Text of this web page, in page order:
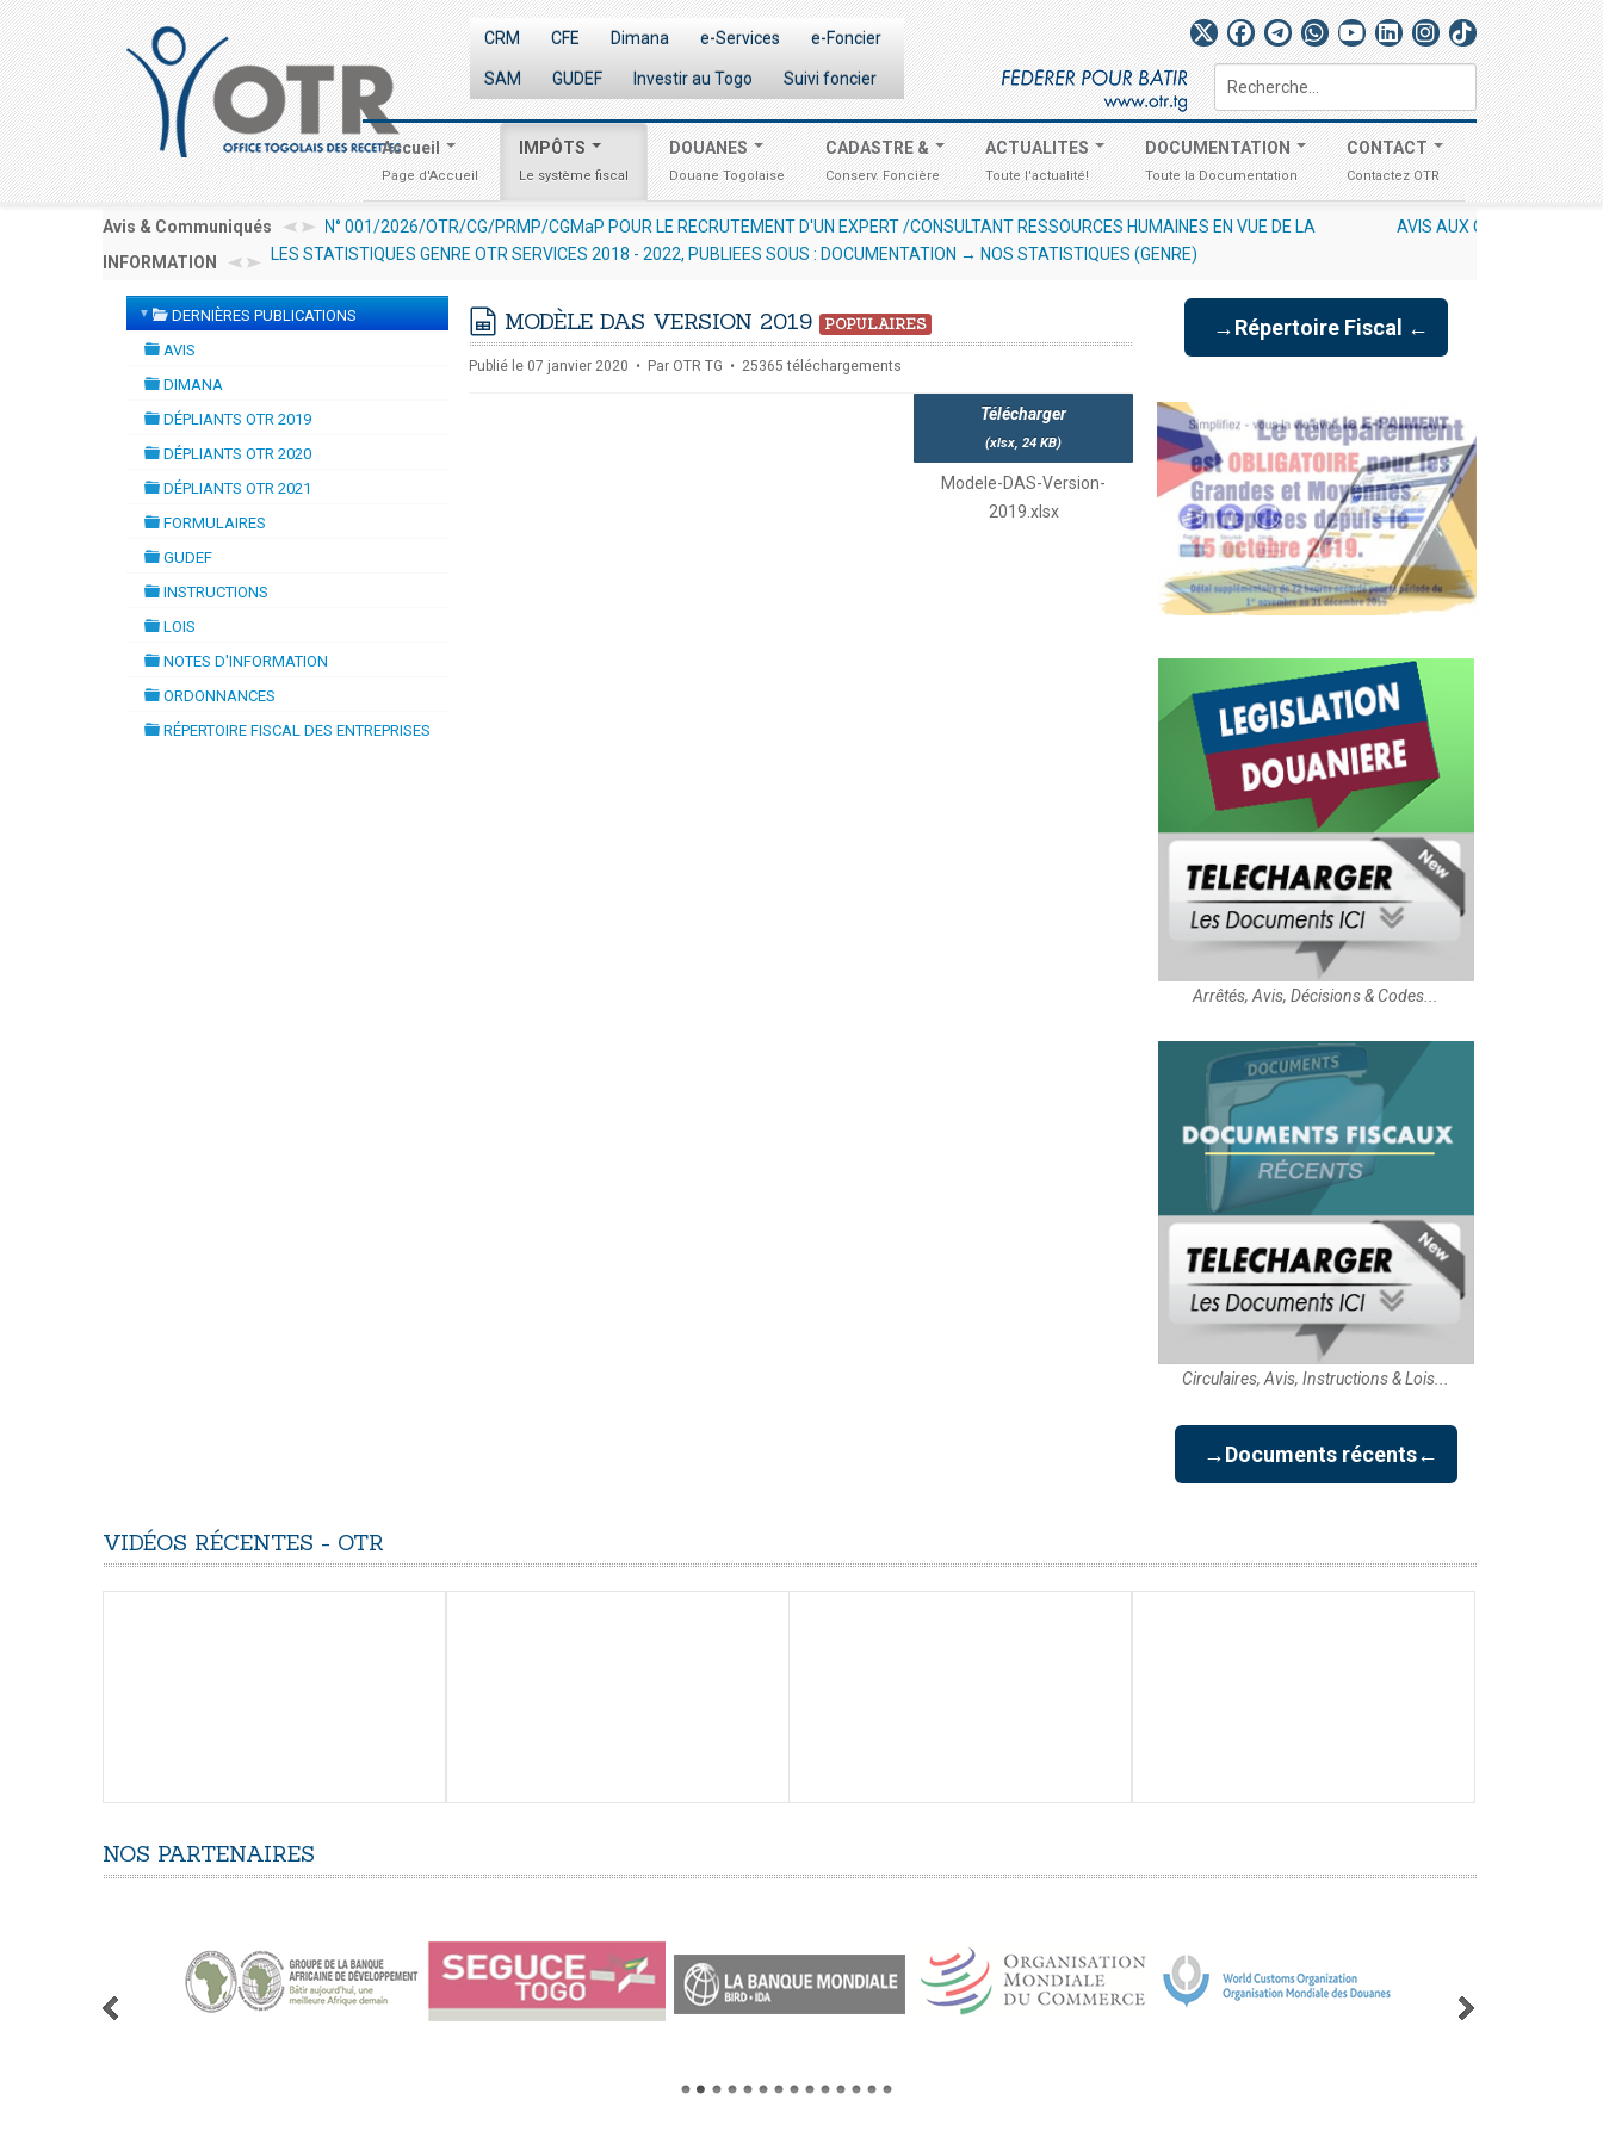
CRM CFE Dimana e-Services e-Foncier
SAM GUDEF Investir au Togo Suivi foncier Rechercher
Accueil
Page d'Accueil
IMPÔTS
Le système fiscal
DOUANES
Douane Togolaise
CADASTRE &
Conserv. Foncière
ACTUALITES
Toute l'actualité!
DOCUMENTATION
Toute la Documentation
CONTACT
Contactez OTR
Avis & Communiqués
EXPERT /CONSULTANT RESSOURCES HUMAINES EN VUE DE LA
AVIS AUX OPÉRATEURS ÉCONOMIQUES N° 012/2026/OTR/CG/CDDI RELATIF À L'EXCLUSIVITÉ DES DÉCLARATIONS À UN UNIQUE
INFORMATION
LES STATISTIQUES GENRE OTR SERVICES 2018 - 2022, PUBLIEES SOUS : DOCUMENTATION → NOS STATISTIQUES (GENRE)
▼
folder
DERNIÈRES PUBLICATIONS
AVIS
DIMANA
DÉPLIANTS OTR 2019
DÉPLIANTS OTR 2020
DÉPLIANTS OTR 2021
FORMULAIRES
GUDEF
INSTRUCTIONS
LOIS
NOTES D'INFORMATION
ORDONNANCES
RÉPERTOIRE FISCAL DES ENTREPRISES
spreadsheet
MODÈLE DAS VERSION 2019 POPULAIRES
Publié le 07 janvier 2020 Par OTR TG 25365 téléchargements
Télécharger
(xlsx,24 KB)
Modele-DAS-Version-
2019.xlsx
→Répertoire Fiscal ←
Arrêtés, Avis, Décisions & Codes...
Circulaires, Avis, Instructions & Lois...
→Documents récents←
VIDÉOS RÉCENTES - OTR
NOS PARTENAIRES